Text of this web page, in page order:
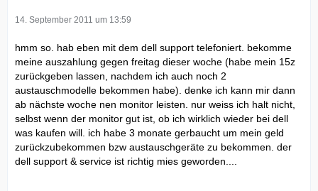
14. September 2011 um 13:59
hmm so. hab eben mit dem dell support telefoniert. bekomme
meine auszahlung gegen freitag dieser woche (habe mein 15z
zurückgeben lassen, nachdem ich auch noch 2
austauschmodelle bekommen habe). denke ich kann mir dann
ab nächste woche nen monitor leisten. nur weiss ich halt nicht,
selbst wenn der monitor gut ist, ob ich wirklich wieder bei dell
was kaufen will. ich habe 3 monate gerbaucht um mein geld
zurückzubekommen bzw austauschgeräte zu bekommen. der
dell support & service ist richtig mies geworden....